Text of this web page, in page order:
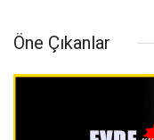
Öne Çıkanlar